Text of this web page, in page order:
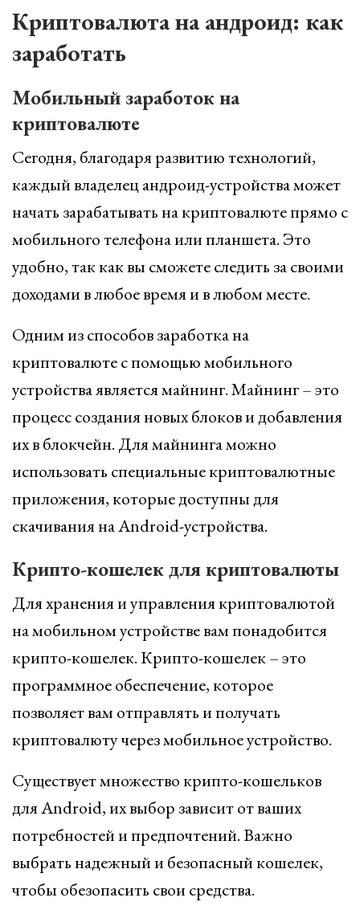
Криптовалюта на андроид: как
заработать
Мобильный заработок на
криптовалюте
Сегодня, благодаря развитию технологий,
каждый владелец андроид-устройства может
начать зарабатывать на криптовалюте прямо с
мобильного телефона или планшета. Это
удобно, так как вы сможете следить за своими
доходами в любое время и в любом месте.
Одним из способов заработка на
криптовалюте с помощью мобильного
устройства является майнинг. Майнинг – это
процесс создания новых блоков и добавления
их в блокчейн. Для майнинга можно
использовать специальные криптовалютные
приложения, которые доступны для
скачивания на Android-устройства.
Крипто-кошелек для криптовалюты
Для хранения и управления криптовалютой
на мобильном устройстве вам понадобится
крипто-кошелек. Крипто-кошелек – это
программное обеспечение, которое
позволяет вам отправлять и получать
криптовалюту через мобильное устройство.
Существует множество крипто-кошельков
для Android, их выбор зависит от ваших
потребностей и предпочтений. Важно
выбрать надежный и безопасный кошелек,
чтобы обезопасить свои средства.